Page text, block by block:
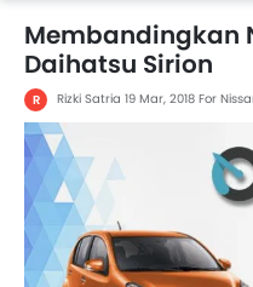
Membandingkan
Daihatsu Sirion
R Rizki Satria 19 Mar, 2018 For